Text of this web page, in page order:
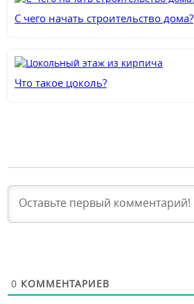
С чего начать строительство дома?
Что такое цоколь?
0 КОММЕНТАРИЕВ